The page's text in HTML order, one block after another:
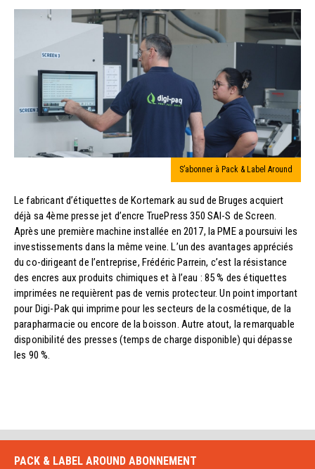
S’abonner à Pack & Label Around
Le fabricant d’étiquettes de Kortemark au sud de Bruges acquiert
déjà sa 4ème presse jet d’encre TruePress 350 SAI-S de Screen.
Après une première machine installée en 2017, la PME a poursuivi les
investissements dans la même veine. L’un des avantages appréciés
du co-dirigeant de l’entreprise, Frédéric Parrein, c’est la résistance
des encres aux produits chimiques et à l’eau : 85 % des étiquettes
imprimées ne requièrent pas de vernis protecteur. Un point important
pour Digi-Pak qui imprime pour les secteurs de la cosmétique, de la
parapharmacie ou encore de la boisson. Autre atout, la remarquable
disponibilité des presses (temps de charge disponible) qui dépasse
les 90 %.
PACK & LABEL AROUND ABONNEMENT